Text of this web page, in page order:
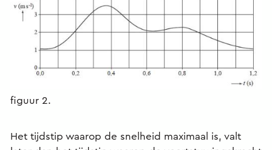
figuur 2.
Het tijdstip waarop de snelheid maximaal is, valt